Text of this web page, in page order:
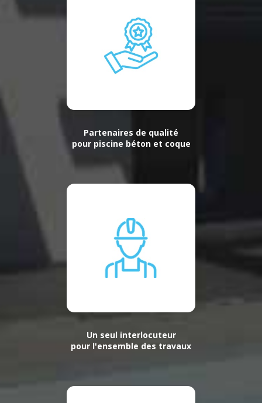
Partenaires de qualité
pour piscine béton et coque
Un seul interlocuteur
pour l'ensemble des travaux